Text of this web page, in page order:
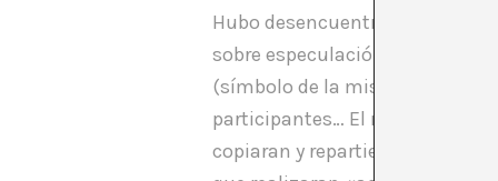
Hubo desencuentros desde el
sobre especulación
(símbolo de la misma en el
participantes… El museo
copiaran y repartieran entre